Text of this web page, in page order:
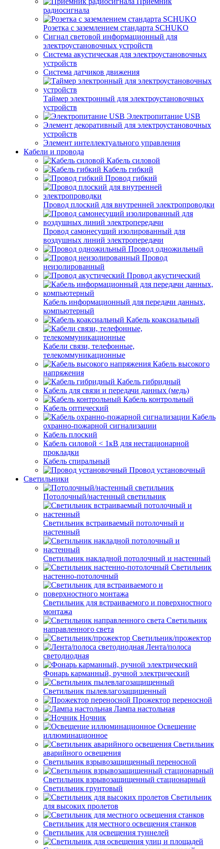
радиосигнала
Розетка с заземлением стандарта SCHUKO
Сигнал световой информационный для
электроустановочных устройств
Система акустическая для электроустановочных
устройств
Система датчиков движения
Таймер электронный для электроустановочных
устройств
Электропитание USB
Элемент декоративный для электроустановочных
устройств
Элемент интеллектуального управления
Кабели и провода
Кабель силовой
Кабель гибкий
Провод гибкий
Провод плоский для внутренней электропроводки
Провод самонесущий изолированный для
воздушных линий электропередачи
Провод одножильный
Провод
неизолированный
Провод акустический
Кабель информационный для передачи данных,
компьютерный
Кабель коаксиальный
Кабели связи, телефонные,
телекоммуникационные
Кабель высокого
напряжения
Кабель гибридный
Кабель для связи и передачи данных (медь)
Кабель контрольный
Кабель оптический
Кабель
охранно-пожарной сигнализации
Кабель плоский
Кабель силовой < 1кВ для нестационарной
прокладки
Кабель спиральный
Провод установочный
Светильники
Потолочный/настенный светильник
Светильник встраиваемый потолочный и
настенный
Светильник накладной потолочный и настенный
Светильник
настенно-потолочный
Светильник для встраиваемого и поверхностного
монтажа
Светильник
направленного света
Светильник/прожектор
Лента/полоса
светодиодная
Фонарь карманный, ручной электрический
Светильник пылевлагозащищенный
Прожектор переносной
Лампа настольная
Ночник
Освещение
иллюминационное
Светильник
аварийного освещения
Светильник взрывозащищенный переносной
Светильник взрывозащищенный стационарный
Светильник грунтовый
Светильник
для высоких пролетов
Светильник для местного освещения станков
Светильник для освещения туннелей